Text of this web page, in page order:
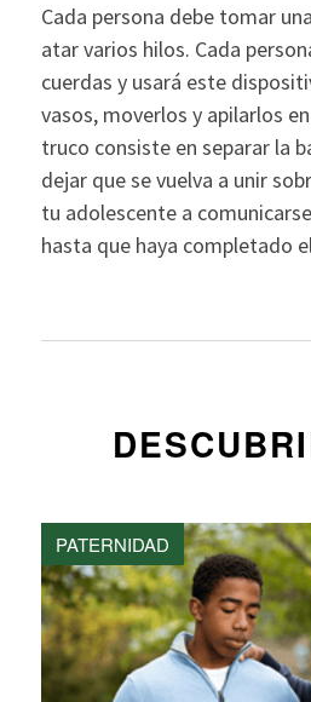
Cada persona debe tomar
atar varios hilos. Cada
cuerdas y usará este
vasos, moverlos y apilarlos
truco consiste en separar la
dejar que se vuelva a unir
tu adolescente a
hasta que haya completado
PATERNIDAD